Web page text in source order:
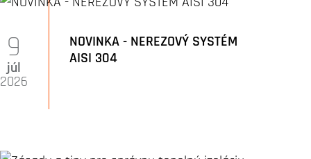
NOVINKA - NEREZOVÝ SYSTÉM
AISI 304
9
júl
2026